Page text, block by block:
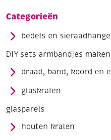
Categorieën
bedels en
DIY sets armbandjes maken
draad, band, koord en
glaskralen
glasparels
houten kralen